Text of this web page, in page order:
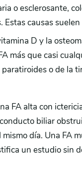
o esclerosante,
Estas causas
D y la
más que casi
o de la
FA alta con
biliar
día. Una FA
un estudio sin